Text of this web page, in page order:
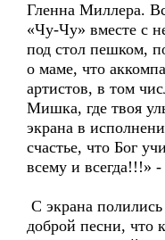
Гленна Миллера.
«Чу-Чу» вместе с
под стол пешком,
о маме, что
артистов, в том
Мишка, где твоя
экрана в
счастье, что Бог
всему и всегда!!!»
С экрана
доброй песни, что